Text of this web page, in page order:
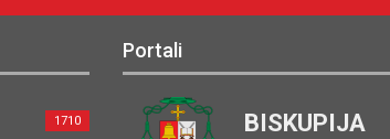
1710
Portali
BISKUPIJA